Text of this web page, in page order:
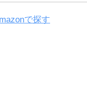
で探す